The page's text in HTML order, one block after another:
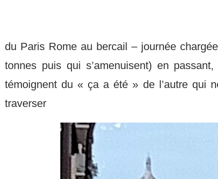
du Paris Rome au bercail – journée
tonnes puis qui s’amenuisent) en
témoignent du « ça a été » de l’autre qui
traverser